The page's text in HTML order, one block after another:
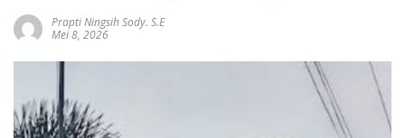
Prapti Ningsih Sody. S.E
Mei 8, 2026